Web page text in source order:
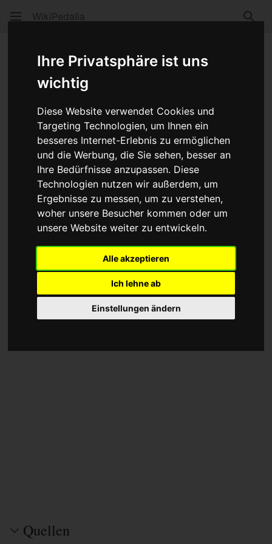
Ihre Privatsphäre ist uns
wichtig
Diese Website verwendet Cookies und
Targeting Technologien, um Ihnen ein
besseres Internet-Erlebnis zu ermöglichen
und die Werbung, die Sie sehen, besser an
Ihre Bedürfnisse anzupassen. Diese
Technologien nutzen wir außerdem, um
Ergebnisse zu messen, um zu verstehen,
woher unsere Besucher kommen oder um
unsere Website weiter zu entwickeln.
Alle akzeptieren
Ich lehne ab
Einstellungen ändern
WikiPedalia
Inter Spoke Milling ®
Inter Spoke Millingoder kurISM ist ein
Marketingbegriff von
Mavicfür seine Felgen , bei
denen zwischen den
Speichenlöchern
Material
weggefräst wurde, um Gewicht zu sparen. Dabei
werden die Auflagepunkte für dieSpeichennippel
angrührt und so das Material an dieser Stelle nicht
geschwächt.
Werbung:
Quellen